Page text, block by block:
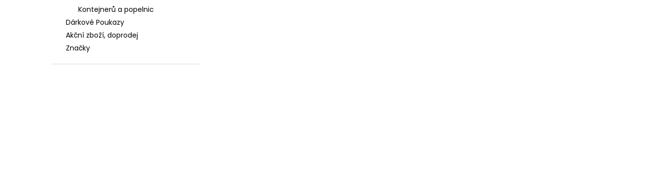
Kontejnerů a popelnic
Dárkové Poukazy
Akční zboží, doprodej
Značky